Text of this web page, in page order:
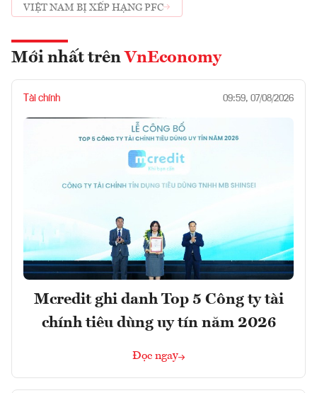
VIỆT NAM BỊ XẾP HẠNG PFC
Mới nhất trên VnEconomy
Tài chính 09:59, 07/08/2026
Mcredit ghi danh Top 5 Công ty tài
chính tiêu dùng uy tín năm 2026
Đọc ngay